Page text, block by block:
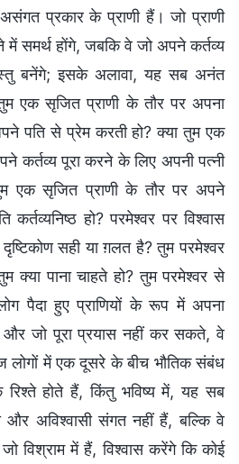
प्रकार के प्राणी हैं। जो प्राणी
में समर्थ होंगे, जबकि वे जो अपने कर्तव्य
बनेंगे; इसके अलावा, यह सब अनंत
एक सृजित प्राणी के तौर पर अपना
पति से प्रेम करती हो? क्या तुम एक
कर्तव्य पूरा करने के लिए अपनी पत्नी
एक सृजित प्राणी के तौर पर अपने
कर्तव्यनिष्ठ हो? परमेश्वर पर विश्वास
सही या ग़लत है? तुम परमेश्वर
क्या पाना चाहते हो? तुम परमेश्वर से
पैदा हुए प्राणियों के रूप में अपना
और जो पूरा प्रयास नहीं कर सकते, वे
लोगों में एक दूसरे के बीच भौतिक संबंध
होते हैं, किंतु भविष्य में, यह सब
और अविश्वासी संगत नहीं हैं, बल्कि वे
विश्राम में हैं, विश्वास करेंगे कि कोई